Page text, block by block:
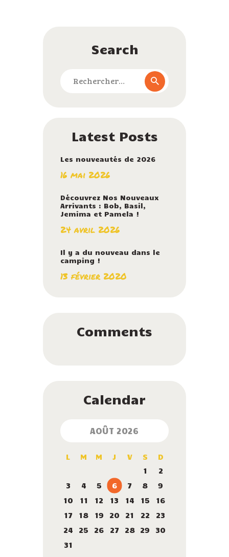
Search
Rechercher :
Latest Posts
Les nouveautés de 2026
16 mai 2026
Découvrez Nos Nouveaux
Arrivants : Bob, Basil,
Jemima et Pamela !
24 avril 2026
Il y a du nouveau dans le
camping !
13 février 2020
Comments
Calendar
AOÛT 2026
L M M J V S
D
1
2
3
4 5 6 7 8
9
10
11 12 13 14 15
16
17
18 19 20 21 22
23
24
25 26 27 28 29
30
31